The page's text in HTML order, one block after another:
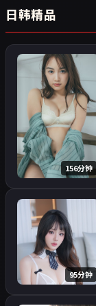
日韩精品
156分钟
95分钟